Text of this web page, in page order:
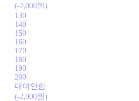
(-2,000원)
130
140
150
160
170
180
190
200
대여안함
(-2,000원)